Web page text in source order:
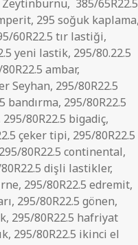
Zeytinburnu, 385/65R22.5
, 295 soğuk kaplama,
60R22.5 tır lastiği,
yeni lastik, 295/80.22.5
ambar,
Seyhan, 295/80R22.5
bandırma, 295/80R22.5
295/80R22.5 bigadiç,
çeker tipi, 295/80R22.5
295/80R22.5 continental,
dişli lastikler,
, 295/80R22.5 edremit,
, 295/80R22.5 gönen,
, 295/80R22.5 hafriyat
, 295/80R22.5 ikinci el